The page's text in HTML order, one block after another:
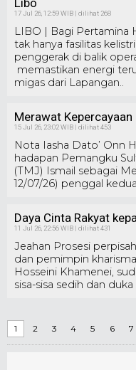
Libo
17 Jul 26, 12:59 WIB | dilihat 268
LIBO | Bagi Pertamina
tak hanya fasilitas
penggerak di balik
memastikan energi
migas dari Lapangan..
Merawat Kepercayaan
15 Jul 26, 23:02 WIB | dilihat 453
Nota Iasha Dato’ Onn
hadapan Pemangku
(TMJ) Ismail sebagai
12/07/26) penggal
Daya Cinta Rakyat
11 Jul 26, 22:56 WIB | dilihat 431
Jeahan Prosesi
dan pemimpin
Hosseini Khamenei,
sisa-sisa sedih dan
1 2 3 4 5 6 7